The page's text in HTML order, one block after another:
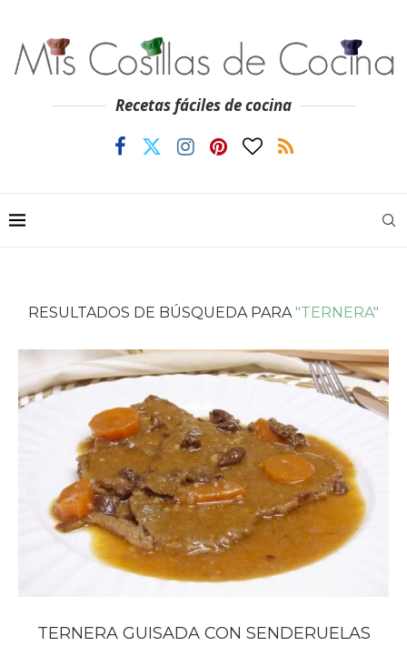
Recetas fáciles de cocina
RESULTADOS DE BÚSQUEDA PARA "TERNERA"
TERNERA GUISADA CON SENDERUELAS